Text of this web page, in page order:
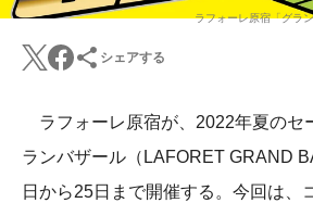
ラフォーレ原宿「グラ
シェアする
ラフォーレ原宿が、2022年夏のセ
ランバザール（LAFORET GRAND
日から25日まで開催する。今回は、